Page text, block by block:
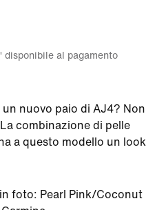
al pagamento
nuovo paio di AJ4? Non
combinazione di pelle
a questo modello un look
foto: Pearl Pink/Coconut